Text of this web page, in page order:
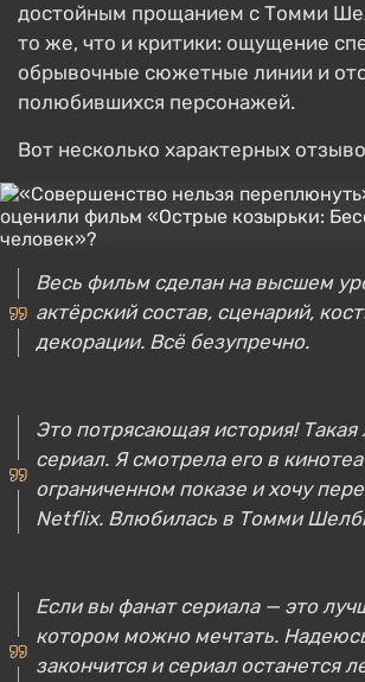
достойным прощанием с Томми
то же, что и критики: ощущение
обрывочные сюжетные линии и
полюбившихся персонажей.
Вот несколько характерных
Весь фильм сделан на высшем
актёрский состав, сценарий,
декорации. Всё безупречно.
Это потрясающая история!
сериал. Я смотрела его в
ограниченном показе и хочу
Netflix. Влюбилась в Томми
Если вы фанат сериала — это
котором можно мечтать.
закончится и сериал останется